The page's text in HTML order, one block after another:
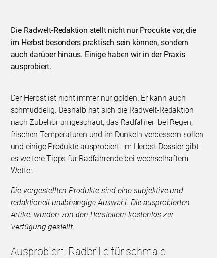
Die Radwelt-Redaktion stellt nicht nur Produkte vor, die
im Herbst besonders praktisch sein können, sondern
auch darüber hinaus. Einige haben wir in der Praxis
ausprobiert.
Der Herbst ist nicht immer nur golden. Er kann auch
schmuddelig. Deshalb hat sich die Radwelt-Redaktion
nach Zubehör umgeschaut, das Radfahren bei Regen,
frischen Temperaturen und im Dunkeln verbessern sollen
und einige Produkte ausprobiert. Im Herbst-Dossier gibt
es weitere Tipps für Radfahrende bei wechselhaftem
Wetter.
Die vorgestellten Produkte sind eine subjektive und
redaktionell unabhängige Auswahl. Die ausprobierten
Artikel wurden von den Herstellern kostenlos zur
Verfügung gestellt.
Ausprobiert: Radbrille für schmale